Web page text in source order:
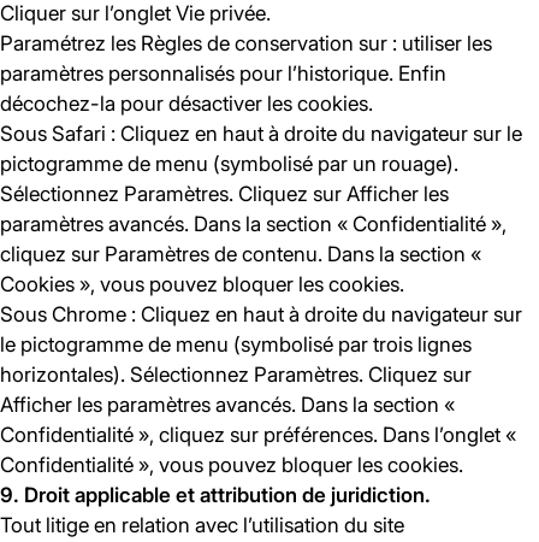
Cliquer sur l’onglet Vie privée.
Paramétrez les Règles de conservation sur : utiliser les
paramètres personnalisés pour l’historique. Enfin
décochez-la pour désactiver les cookies.
Sous Safari : Cliquez en haut à droite du navigateur sur le
pictogramme de menu (symbolisé par un rouage).
Sélectionnez Paramètres. Cliquez sur Afficher les
paramètres avancés. Dans la section « Confidentialité »,
cliquez sur Paramètres de contenu. Dans la section «
Cookies », vous pouvez bloquer les cookies.
Sous Chrome : Cliquez en haut à droite du navigateur sur
le pictogramme de menu (symbolisé par trois lignes
horizontales). Sélectionnez Paramètres. Cliquez sur
Afficher les paramètres avancés. Dans la section «
Confidentialité », cliquez sur préférences. Dans l’onglet «
Confidentialité », vous pouvez bloquer les cookies.
9. Droit applicable et attribution de juridiction.
Tout litige en relation avec l’utilisation du site